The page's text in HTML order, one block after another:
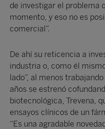
de investigar el problema
momento, y eso no es
comercial”.
De ahí su reticencia a
industria o, como él
lado”, al menos
años se estrenó
biotecnológica, Trevena,
ensayos clínicos de un
“Es una agradable